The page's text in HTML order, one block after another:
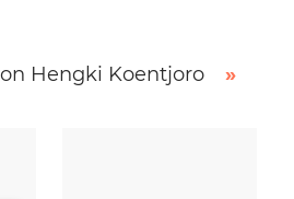
Hengki Koentjoro
»